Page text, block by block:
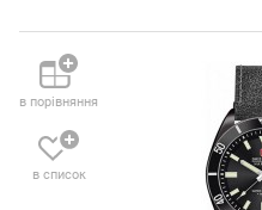
в порівняння
в список